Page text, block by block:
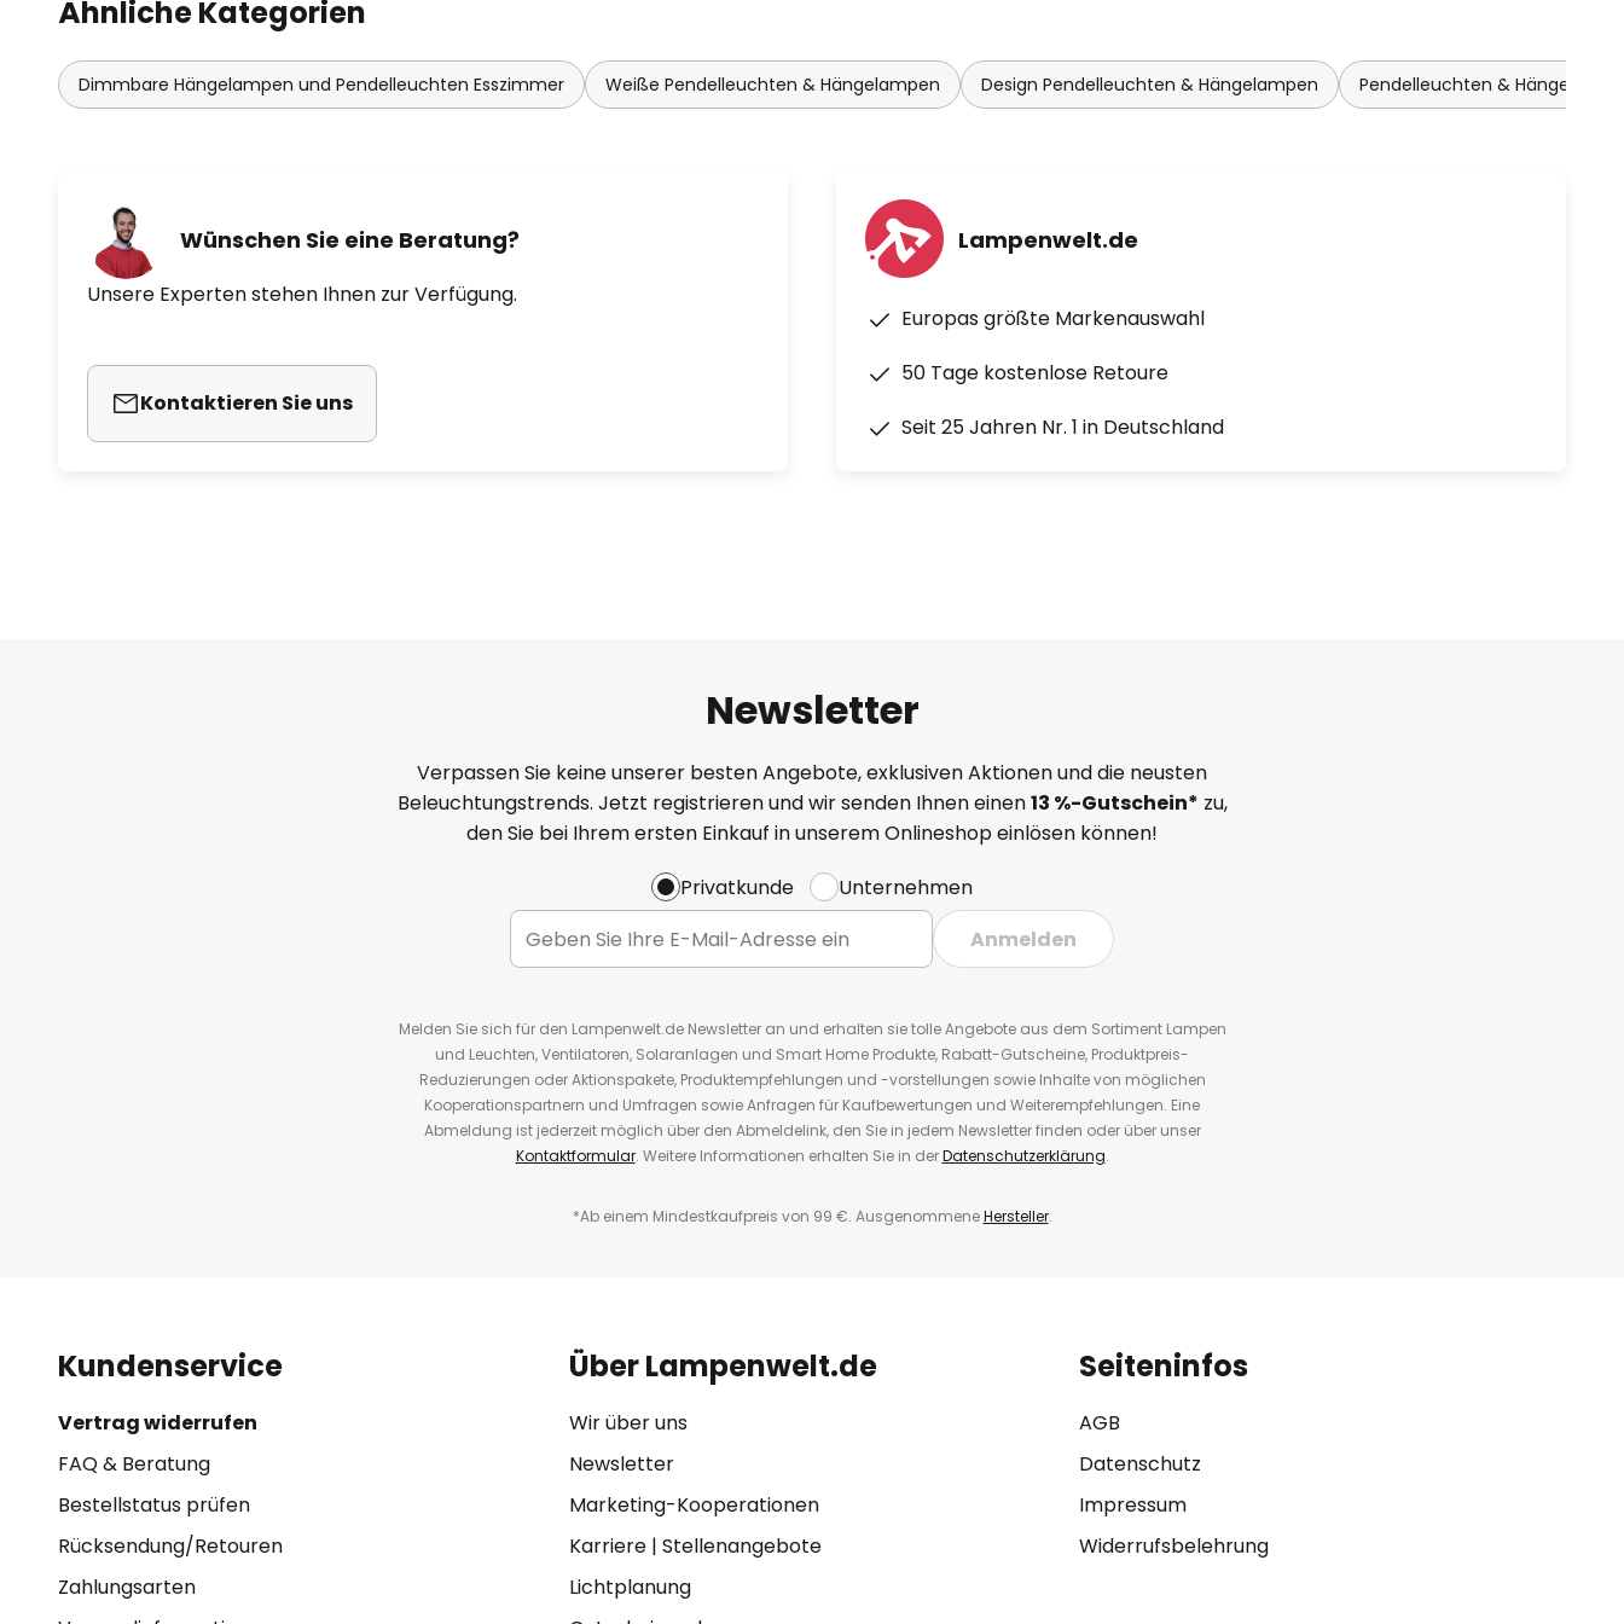
Ähnliche Kategorien
Dimmbare Hängelampen und Pendelleuchten Esszimmer Weiße Pendelleuchten & Hängelampen Design Pendelleuchten & Hängelampen Pendelleuchten &
Wünschen Sie eine Beratung?
Unsere Experten stehen Ihnen zur Verfügung.
Kontaktieren Sie uns
Lampenwelt.de
Europas größte Markenauswahl
50 Tage kostenlose Retoure
Seit 25 Jahren Nr. 1 in Deutschland
Newsletter
Verpassen Sie keine unserer besten Angebote, exklusiven Aktionen und die neusten
Beleuchtungstrends. Jetzt registrieren und wir senden Ihnen einen13 %-Gutschein* zu,
den Sie bei Ihrem ersten Einkauf in unserem Onlineshop einlösen können!
Privatkunde
Unternehmen
Anmelden
Melden Sie sich für den Lampenwelt.de Newsletter an und erhalten sie tolle Angebote aus dem Sortiment Lampen
und Leuchten, Ventilatoren, Solaranlagen und Smart Home Produkte, Rabatt-Gutscheine, Produktpreis-
Reduzierungen oder Aktionspakete, Produktempfehlungen und -vorstellungen sowie Inhalte von möglichen
Kooperationspartnern und Umfragen sowie Anfragen für Kaufbewertungen und Weiterempfehlungen. Eine
Abmeldung ist jederzeit möglich über den Abmeldelink, den Sie in jedem Newsletter finden oder über unser
Kontaktformular. Weitere Informationen erhalten Sie in derDatenschutzerklärung.
*Ab einem Mindestkaufpreis von 99 €. AusgenommeneHersteller.
Kundenservice
Vertrag widerrufen
FAQ & Beratung
Bestellstatus prüfen
Rücksendung/Retouren
Zahlungsarten
Über Lampenwelt.de
Wir über uns
Newsletter
Marketing-Kooperationen
Karriere| Stellenangebote
Lichtplanung
Seiteninfos
AGB
Datenschutz
Impressum
Widerrufsbelehrung